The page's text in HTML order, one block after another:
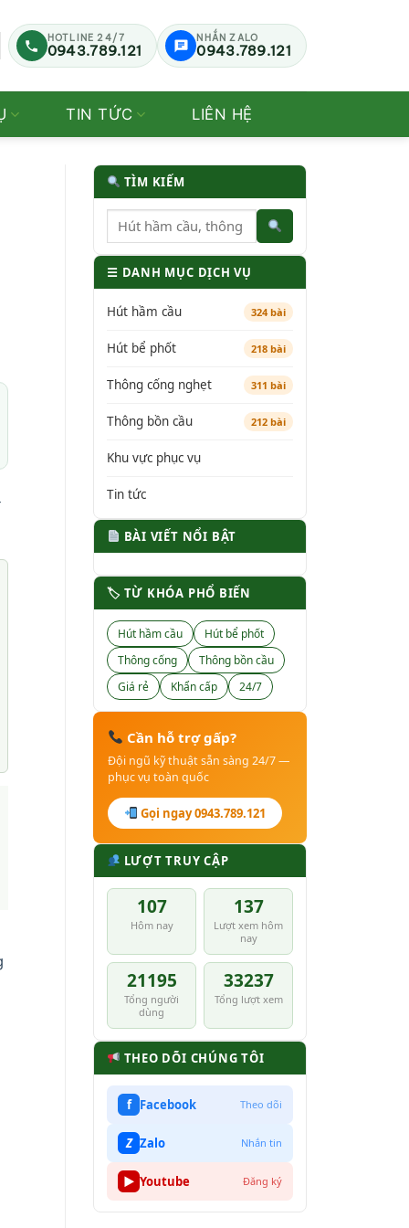
HOTLINE 24/7
0943.789.121
NHẮN ZALO
0943.789.121
TIN TỨC LIÊN HỆ
TÌM KIẾM
☰ DANH MỤC DỊCH VỤ
Hút hầm cầu 324 bài
Hút bể phốt 218 bài
Thông cống nghẹt 311 bài
Thông bồn cầu 212 bài
Khu vực phục vụ
Tin tức
BÀI VIẾT NỔI BẬT
🏷 TỪ KHÓA PHỔ BIẾN
Hút hầm cầu
Hút bể phốt
Thông cống
Thông bồn cầu
Giá rẻ
Khẩn cấp 24/7
Cần hỗ trợ gấp?
Đội ngũ kỹ thuật sẵn sàng 24/7 —
phục vụ toàn quốc
Gọi ngay 0943.789.121
LƯỢT TRUY CẬP
107
Hôm nay
137
Lượt xem hôm
nay
21195
Tổng người
dùng
33237
Tổng lượt xem
THEO DÕI CHÚNG TÔI
f Facebook Theo dõi
Z Zalo Nhắn tin
▶ Youtube Đăng ký